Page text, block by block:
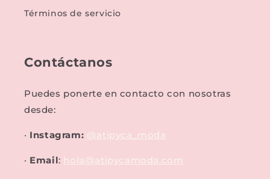
Términos de servicio
Contáctanos
Puedes ponerte en contacto con nosotras
desde:
· Instagram: @atipyca_moda
· Email: hola@atipycamoda.com